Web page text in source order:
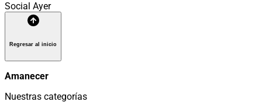
Social Ayer
Regresar al inicio
Amanecer
Nuestras categorías